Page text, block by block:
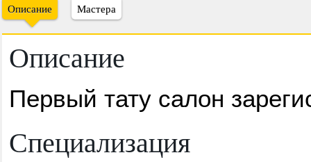
Описание Мастера
Описание
Первый тату салон
Специализация